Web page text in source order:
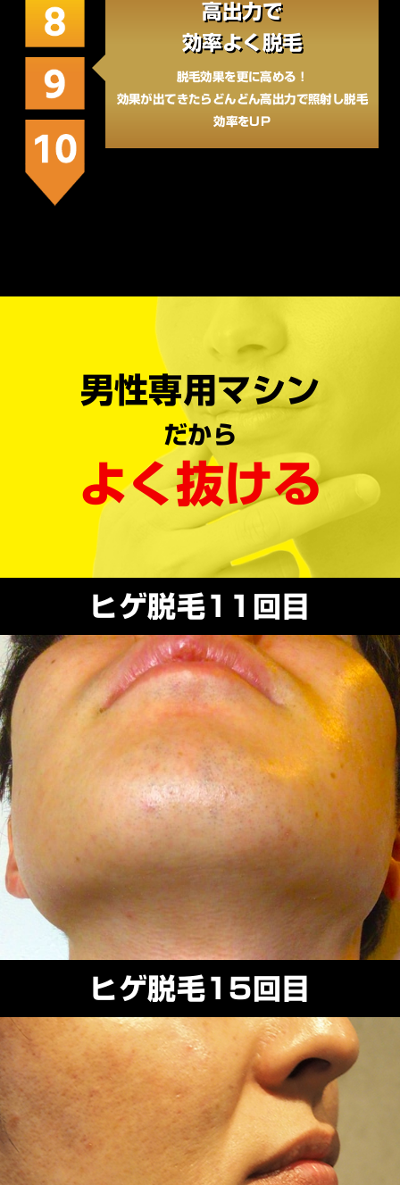
高出力で
効率よく脱毛
脱毛効果を更に高める！
効果が出てきたらどんどん高出力で照射し脱毛
効率をUP
男性専用マシン
だから
よく抜ける
ヒゲ脱毛11回目
ヒゲ脱毛15回目